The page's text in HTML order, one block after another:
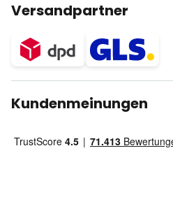
Versandpartner
Kundenmeinungen